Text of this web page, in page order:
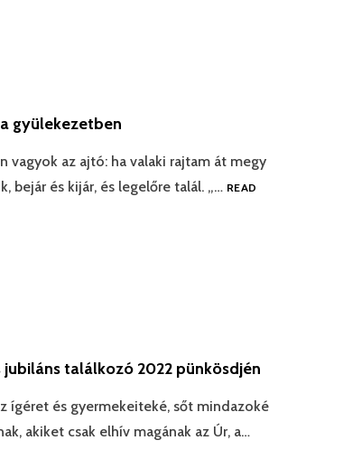
gyülekezetben
vagyok az ajtó: ha valaki rajtam át megy
bejár és kijár, és legelőre talál. „… READ
jubiláns találkozó 2022 pünkösdjén
ígéret és gyermekeiteké, sőt mindazoké
akiket csak elhív magának az Úr, a…